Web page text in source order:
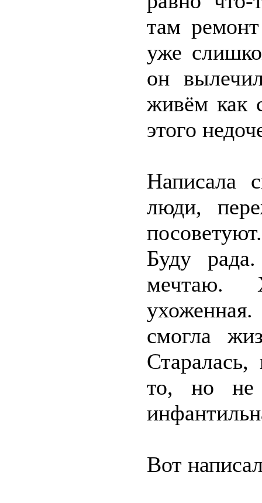
там
уже
он
живём как
этого
Написала
люди,
Буду
мечтаю.
смогла
Старалась,
то, но не
Вот